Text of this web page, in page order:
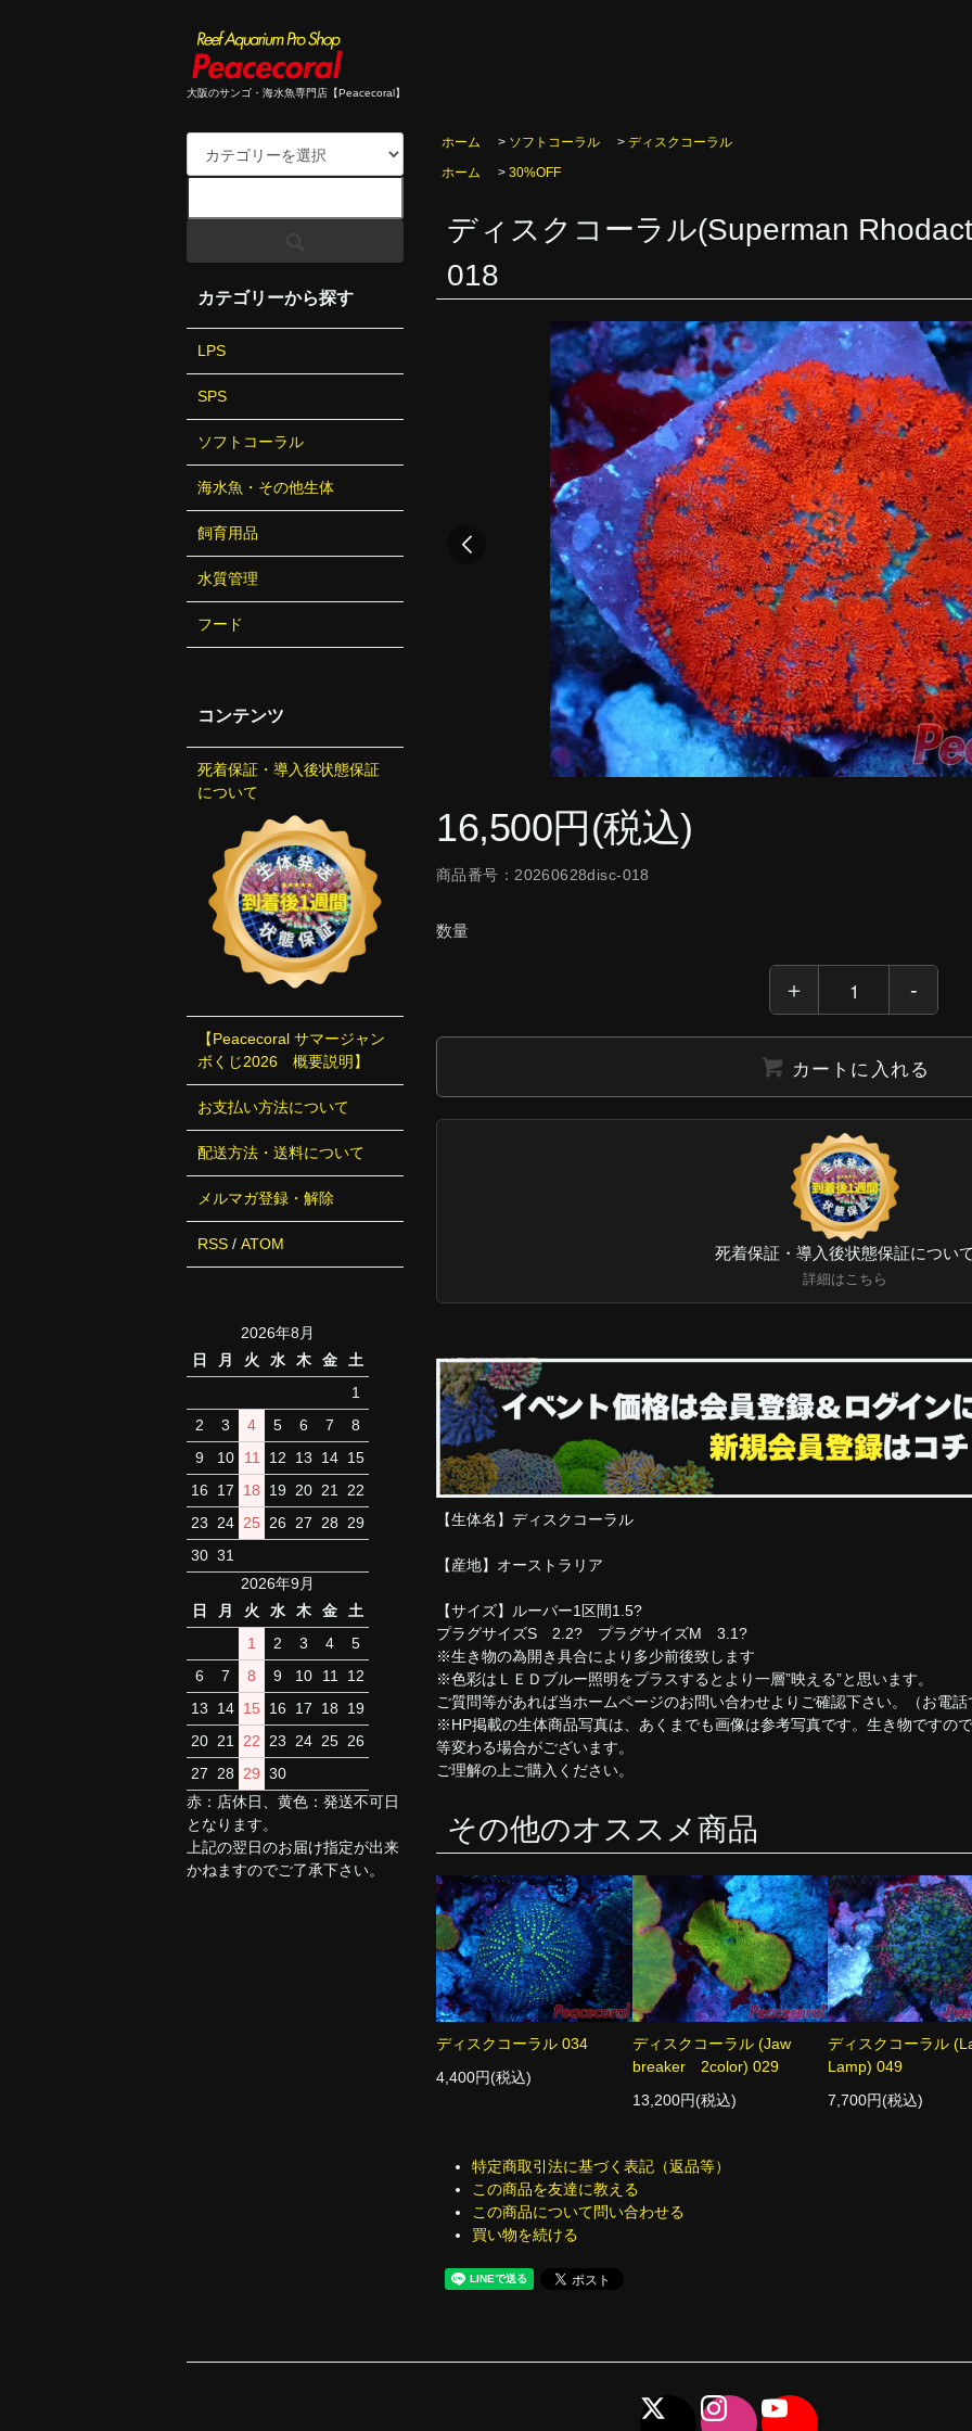
大阪のサンゴ・海水魚専門店【Peacecoral】
ホーム > ソフトコーラル > ディスクコーラル
ホーム
> 30%OFF
ディスクコーラル(Superman
018
16,500円(税込)
商品番号：20260628disc-018
数量
カートに入れる
死着保証・導入後状態保証につい
詳細はこちら
【生体名】ディスクコーラル
【産地】オーストラリア
【サイズ】ルーバー1区間1.5?
プラグサイズS 2.2? プラグサイズM 3.1?
※生き物の為開き具合により多少前後致します
※色彩はＬＥＤブルー照明をプラスするとより一層”映える”と思います。
ご質問等があれば当ホームページのお問い合わせよりご確認下さい。（お電
※HP掲載の生体商品写真は、あくまでも画像は参考写真です。生き物ですの
等変わる場合がございます。
ご理解の上ご購入ください。
その他のオススメ商品
ディスクコーラル 034
4,400円(税込)
ディスクコーラル (Jaw
breaker 2color) 029
13,200円(税込)
ディスクコーラル
Lamp) 049
7,700円(税込)
特定商取引法に基づく表記（返品等）
この商品を友達に教える
この商品について問い合わせる
買い物を続ける
カテゴリーから探す
LPS
SPS
ソフトコーラル
海水魚・その他生体
飼育用品
水質管理
フード
コンテンツ
死着保証・導入後状態保証
について
【Peacecoral サマージャン
ボくじ2026 概要説明】
お支払い方法について
配送方法・送料について
メルマガ登録・解除
RSS / ATOM
2026年8月
日
月 火 水 木 金
土
1
2
3 4 5 6 7
8
9
10 11 12 13 14 15
16
17 18 19 20 21
22
23
24 25 26 27 28
29
30 31
2026年9月
日
月 火 水 木 金
土
1
2 3 4
5
6
7 8 9 10 11
12
13
14 15 16 17 18
19
20 21 22 23 24 25 26
27
28 29 30
赤：店休日、黄色：発送不可日
となります。
上記の翌日のお届け指定が出来
かねますのでご了承下さい。